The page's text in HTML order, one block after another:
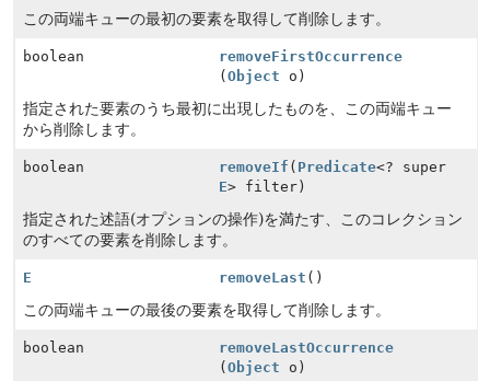
この両端キューの最初の要素を取得して削除します。
boolean
removeFirstOccurrence
(Object o)
指定された要素のうち最初に出現したものを、この両端キュー
から削除します。
boolean removeIf ( Predicate<? super
E> filter)
指定された述語(オプションの操作)を満たす、このコレクション
のすべての要素を削除します。
E removeLast ()
この両端キューの最後の要素を取得して削除します。
boolean
removeLastOccurrence
(Object o)